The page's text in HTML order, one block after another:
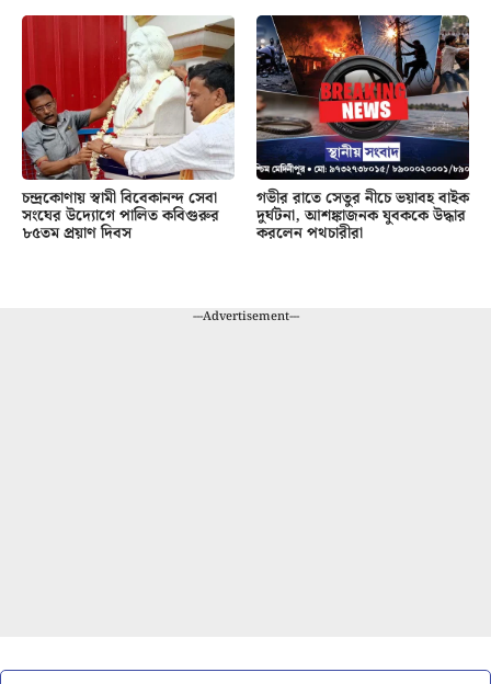
চন্দ্রকোণায় স্বামী বিবেকানন্দ সেবা
সংঘের উদ্যোগে পালিত কবিগুরুর
৮৫তম প্রয়াণ দিবস
গভীর রাতে সেতুর নীচে ভয়াবহ বাইক
দুর্ঘটনা, আশঙ্কাজনক যুবককে উদ্ধার
করলেন পথচারীরা
---Advertisement---